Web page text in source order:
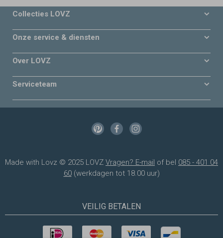
Collecties LOVZ
Onze service & diensten
Over LOVZ
Serviceteam
Made with Lovz © 2025 LOVZ Vragen? E-mail of bel 085 - 401 04
60(werkdagen tot 18.00 uur)
VEILIG BETALEN